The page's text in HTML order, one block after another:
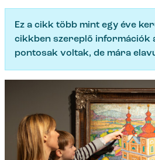
Ez a cikk több mint egy éve
cikkben szereplő információk
pontosak voltak, de mára